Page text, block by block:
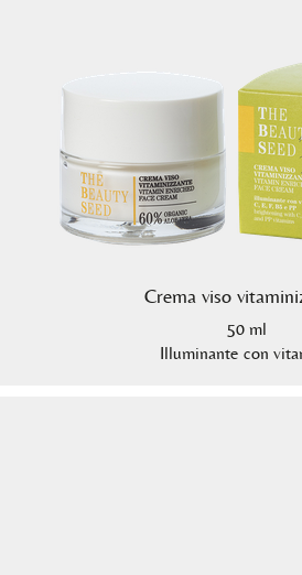
Crema viso
50 ml
Illuminante con